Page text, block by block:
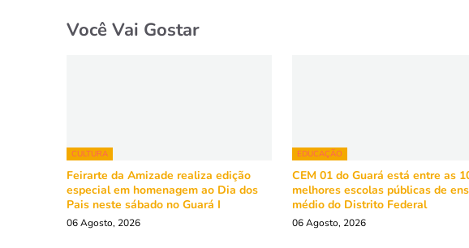
Você Vai Gostar
CULTURA
Feirarte da Amizade realiza edição
especial em homenagem ao Dia dos
Pais neste sábado no Guará I
06 Agosto, 2026
EDUCAÇÃO
CEM 01 do Guará está entre as
melhores escolas públicas de
médio do Distrito Federal
06 Agosto, 2026